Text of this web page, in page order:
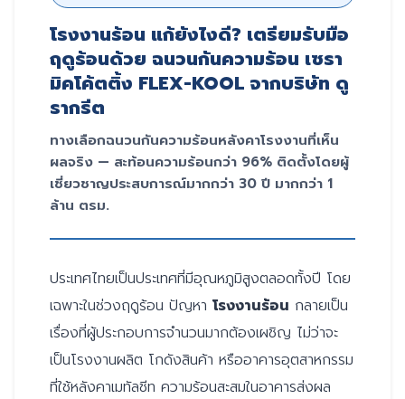
โรงงานร้อน แก้ยังไงดี? เตรียมรับมือ
ฤดูร้อนด้วย ฉนวนกันความร้อน เซรา
มิคโค้ตติ้ง FLEX-KOOL จากบริษัท ดู
รากรีต
ทางเลือกฉนวนกันความร้อนหลังคาโรงงานที่เห็น
ผลจริง — สะท้อนความร้อนกว่า 96% ติดตั้งโดยผู้
เชี่ยวชาญประสบการณ์มากกว่า 30 ปี มากกว่า 1
ล้าน ตรม.
ประเทศไทยเป็นประเทศที่มีอุณหภูมิสูงตลอดทั้งปี โดย
เฉพาะในช่วงฤดูร้อน ปัญหา โรงงานร้อน กลายเป็น
เรื่องที่ผู้ประกอบการจำนวนมากต้องเผชิญ ไม่ว่าจะ
เป็นโรงงานผลิต โกดังสินค้า หรืออาคารอุตสาหกรรม
ที่ใช้หลังคาเมทัลชีท ความร้อนสะสมในอาคารส่งผล